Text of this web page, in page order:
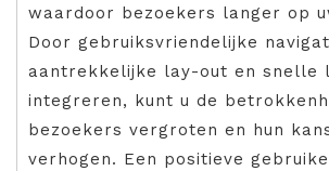
waardoor bezoekers langer op
Door gebruiksvriendelijke
aantrekkelijke lay-out en snelle
integreren, kunt u de
bezoekers vergroten en hun
verhogen. Een positieve